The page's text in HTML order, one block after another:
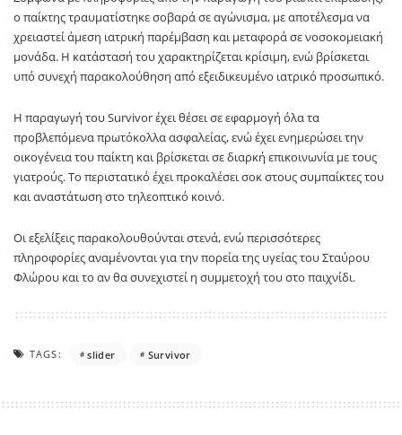
ο παίκτης τραυματίστηκε σοβαρά σε αγώνισμα, με αποτέλεσμα να
χρειαστεί άμεση ιατρική παρέμβαση και μεταφορά σε νοσοκομειακή
μονάδα. Η κατάστασή του χαρακτηρίζεται κρίσιμη, ενώ βρίσκεται
υπό συνεχή παρακολούθηση από εξειδικευμένο ιατρικό προσωπικό.
Η παραγωγή του Survivor έχει θέσει σε εφαρμογή όλα τα
προβλεπόμενα πρωτόκολλα ασφαλείας, ενώ έχει ενημερώσει την
οικογένεια του παίκτη και βρίσκεται σε διαρκή επικοινωνία με τους
γιατρούς. Το περιστατικό έχει προκαλέσει σοκ στους συμπαίκτες του
και αναστάτωση στο τηλεοπτικό κοινό.
Οι εξελίξεις παρακολουθούνται στενά, ενώ περισσότερες
πληροφορίες αναμένονται για την πορεία της υγείας του Σταύρου
Φλώρου και το αν θα συνεχιστεί η συμμετοχή του στο παιχνίδι.
TAGS: slider Survivor